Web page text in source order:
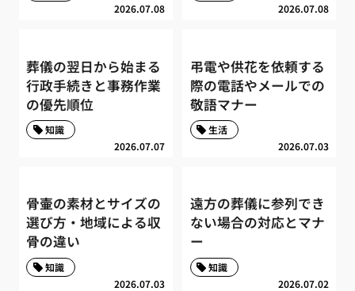
2026.07.08 2026.07.08
葬儀の翌日から始まる
行政手続きと事務作業
の優先順位
2026.07.07
知識
弔電や供花を依頼する
際の電話やメールでの
敬語マナー
2026.07.03
生活
骨壷の素材とサイズの
選び方・地域による収
骨の違い
2026.07.03
知識
遠方の葬儀に参列でき
ない場合の対応とマナ
ー
2026.07.02
知識